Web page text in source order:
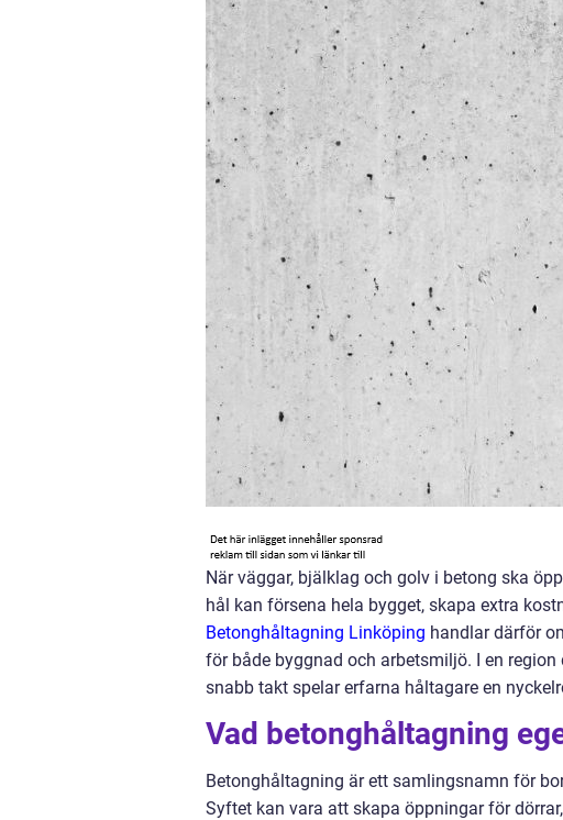
När väggar, bjälklag och golv i betong ska
hål kan försena hela bygget, skapa extra
Betonghåltagning Linköping handlar därför
för både byggnad och arbetsmiljö. I en
snabb takt spelar erfarna håltagare en
Vad betonghåltagning
Betonghåltagning är ett samlingsnamn för
Syftet kan vara att skapa öppningar för